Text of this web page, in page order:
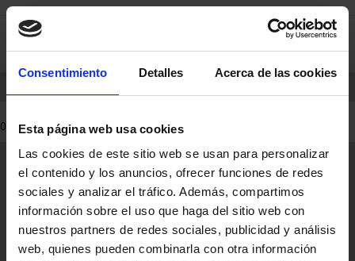
Consentimiento Detalles Acerca de las cookies
Esta página web usa cookies
Las cookies de este sitio web se usan para personalizar
el contenido y los anuncios, ofrecer funciones de redes
sociales y analizar el tráfico. Además, compartimos
información sobre el uso que haga del sitio web con
nuestros partners de redes sociales, publicidad y análisis
web, quienes pueden combinarla con otra información
saltar
contenido
Saltar
men
0
0 Productos encontrados
Información General
Contacto
Preguntas Frequentes (FAQs)
Aviso Legal
Condiciones Legales